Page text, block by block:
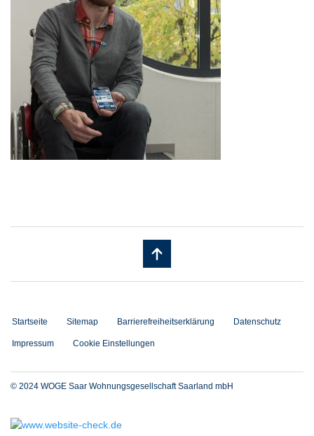
Startseite Sitemap Barrierefreiheitserklärung Datenschutz
Impressum Cookie Einstellungen
© 2024 WOGE Saar Wohnungsgesellschaft Saarland mbH